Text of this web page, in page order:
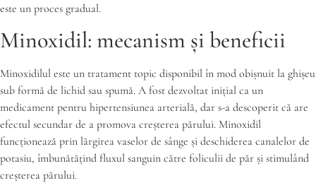
este un proces gradual.
Minoxidil: mecanism și beneficii
Minoxidilul este un tratament topic disponibil în mod obișnuit la ghișeu
sub formă de lichid sau spumă. A fost dezvoltat inițial ca un
medicament pentru hipertensiunea arterială, dar s-a descoperit că are
efectul secundar de a promova creșterea părului. Minoxidil
funcționează prin lărgirea vaselor de sânge și deschiderea canalelor de
potasiu, îmbunătățind fluxul sanguin către foliculii de păr și stimulând
creșterea părului.